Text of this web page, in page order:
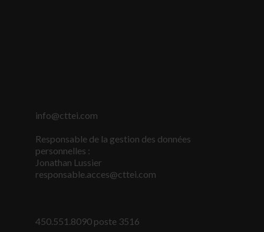
info@cttei.com
Responsable de la gestion des données
personnelles :
Jonathan Lussier
responsable.acces@cttei.com
450.551.8090 poste 3516
Nécessaire